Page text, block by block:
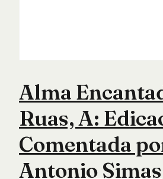
Alma
Ruas, A:
Comentada
Antonio Simas